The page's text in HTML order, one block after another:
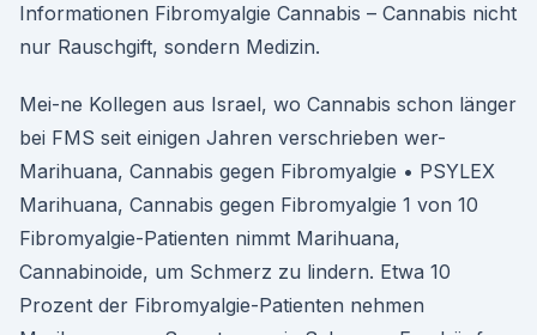
Informationen Fibromyalgie Cannabis – Cannabis nicht
nur Rauschgift, sondern Medizin.
Mei-ne Kollegen aus Israel, wo Cannabis schon länger
bei FMS seit einigen Jahren verschrieben wer-
Marihuana, Cannabis gegen Fibromyalgie • PSYLEX
Marihuana, Cannabis gegen Fibromyalgie 1 von 10
Fibromyalgie-Patienten nimmt Marihuana,
Cannabinoide, um Schmerz zu lindern. Etwa 10
Prozent der Fibromyalgie-Patienten nehmen